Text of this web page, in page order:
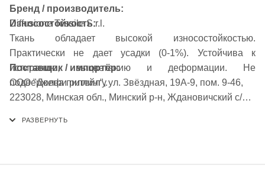
Износостойкость:
Ткань обладает высокой износостойкостью.
Практически не дает усадки (0-1%). Устойчива к
истиранию, выцветанию и деформации. Не
подвержена пиллингу.
Бренд / производитель:
Diffusione Tessile S.r.l.
Поставщик / импортёр:
ООО "Долфи ритейл", ул. Звёздная, 19А-9, пом. 9-46,
223028, Минская обл., Минский р-н, Ждановичский с/с,